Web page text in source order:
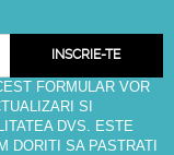
INSCRIE-TE
FORMULAR VOR
SI
DVS. ESTE
DORITI SA PASTRATI